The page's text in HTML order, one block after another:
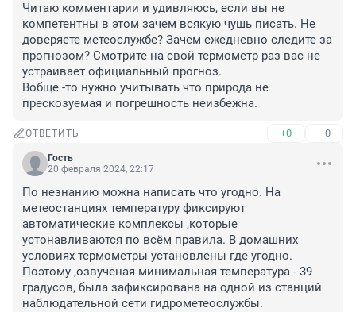
Читаю комментарии и удивляюсь, если вы не
компетентны в этом зачем всякую чушь писать. Не
доверяете метеослужбе? Зачем ежедневно следите за
прогнозом? Смотрите на свой термометр раз вас не
устраивает официальный прогноз.
Вобще -то нужно учитывать что природа не
прескозуемая и погрешность неизбежна.
ОТВЕТИТЬ +0 –0
Гость
20 февраля 2024, 22:17
По незнанию можна написать что угодно. На
метеостанциях температуру фиксируют
автоматические комплексы ,которые
устонавливаются по всём правила. В домашних
условиях термометры установлены где угодно.
Поэтому ,озвученая минимальная температура - 39
градусов, была зафиксирована на одной из станций
наблюдательной сети гидрометеослужбы.